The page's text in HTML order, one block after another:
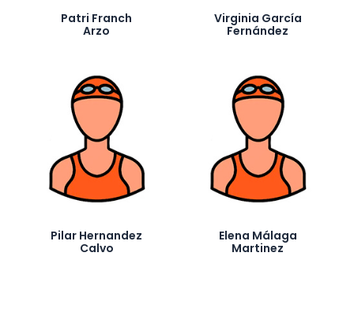
Patri Franch
Arzo
Virginia García
Fernández
Pilar Hernandez
Calvo
Elena Málaga
Martinez